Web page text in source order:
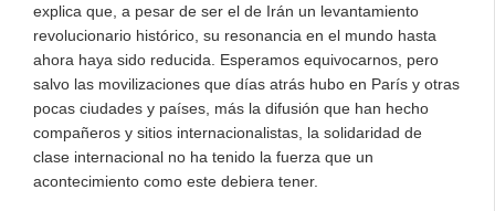
explica que, a pesar de ser el de Irán un levantamiento
revolucionario histórico, su resonancia en el mundo hasta
ahora haya sido reducida. Esperamos equivocarnos, pero
salvo las movilizaciones que días atrás hubo en París y otras
pocas ciudades y países, más la difusión que han hecho
compañeros y sitios internacionalistas, la solidaridad de
clase internacional no ha tenido la fuerza que un
acontecimiento como este debiera tener.